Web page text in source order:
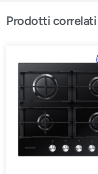
Prodotti correlati